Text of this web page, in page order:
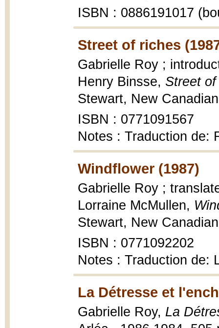
ISBN : 0886191017
Street of riches
Gabrielle Roy ;
Henry Binsse, Street
Stewart, New
ISBN : 0771091567
Notes : Traduction de:
Windflower (1987)
Gabrielle Roy ;
Lorraine McMullen,
Stewart, New
ISBN : 0771092202
Notes : Traduction de:
La Détresse et
Gabrielle Roy, La